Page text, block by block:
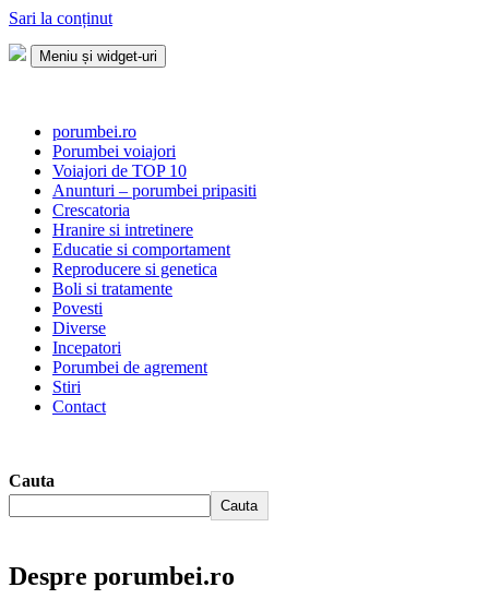
Sari la conținut
Meniu și widget-uri
porumbei.ro
Porumbei voiajori
Voiajori de TOP 10
Anunturi – porumbei pripasiti
Crescatoria
Hranire si intretinere
Educatie si comportament
Reproducere si genetica
Boli si tratamente
Povesti
Diverse
Incepatori
Porumbei de agrement
Stiri
Contact
Cauta
Cauta
Despre porumbei.ro